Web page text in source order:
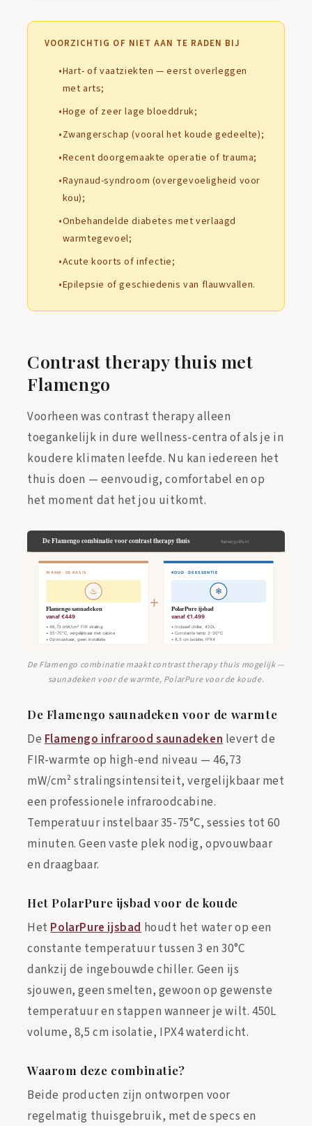
VOORZICHTIG OF NIET AAN TE RADEN BIJ
Hart- of vaatziekten — eerst overleggen
met arts;
Hoge of zeer lage bloeddruk;
Zwangerschap (vooral het koude gedeelte);
Recent doorgemaakte operatie of trauma;
Raynaud-syndroom (overgevoeligheid voor
kou);
Onbehandelde diabetes met verlaagd
warmtegevoel;
Acute koorts of infectie;
Epilepsie of geschiedenis van flauwvallen.
Contrast therapy thuis met
Flamengo
Voorheen was contrast therapy alleen
toegankelijk in dure wellness-centra of als je in
koudere klimaten leefde. Nu kan iedereen het
thuis doen — eenvoudig, comfortabel en op
het moment dat het jou uitkomt.
De Flamengo combinatie maakt contrast therapy thuis mogelijk —
saunadeken voor de warmte, PolarPure voor de koude.
De Flamengo saunadeken voor de warmte
DeFlamengo infrarood saunadekenlevert de
FIR-warmte op high-end niveau — 46,73
mW/cm² stralingsintensiteit, vergelijkbaar met
een professionele infraroodcabine.
Temperatuur instelbaar 35-75°C, sessies tot 60
minuten. Geen vaste plek nodig, opvouwbaar
en draagbaar.
Het PolarPure ijsbad voor de koude
HetPolarPure ijsbad houdt het water op een
constante temperatuur tussen 3 en 30°C
dankzij de ingebouwde chiller. Geen ijs
sjouwen, geen smelten, gewoon op gewenste
temperatuur en stappen wanneer je wilt. 450L
volume, 8,5 cm isolatie, IPX4 waterdicht.
Waarom deze combinatie?
Beide producten zijn ontworpen voor
regelmatig thuisgebruik, met de specs en